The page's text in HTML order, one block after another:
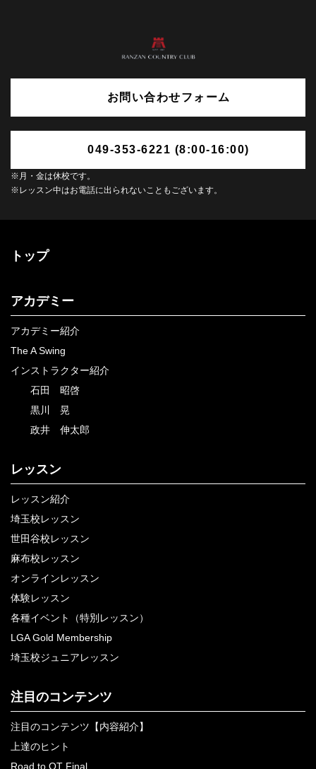
お問い合わせフォーム
049-353-6221 (8:00-16:00)
※月・金は休校です。
※レッスン中はお電話に出られないこともございます。
トップ
アカデミー
アカデミー紹介
The A Swing
インストラクター紹介
石田 昭啓
黒川 晃
政井 伸太郎
レッスン
レッスン紹介
埼玉校レッスン
世田谷校レッスン
麻布校レッスン
オンラインレッスン
体験レッスン
各種イベント（特別レッスン）
LGA Gold Membership
埼玉校ジュニアレッスン
注目のコンテンツ
注目のコンテンツ【内容紹介】
上達のヒント
Road to QT Final